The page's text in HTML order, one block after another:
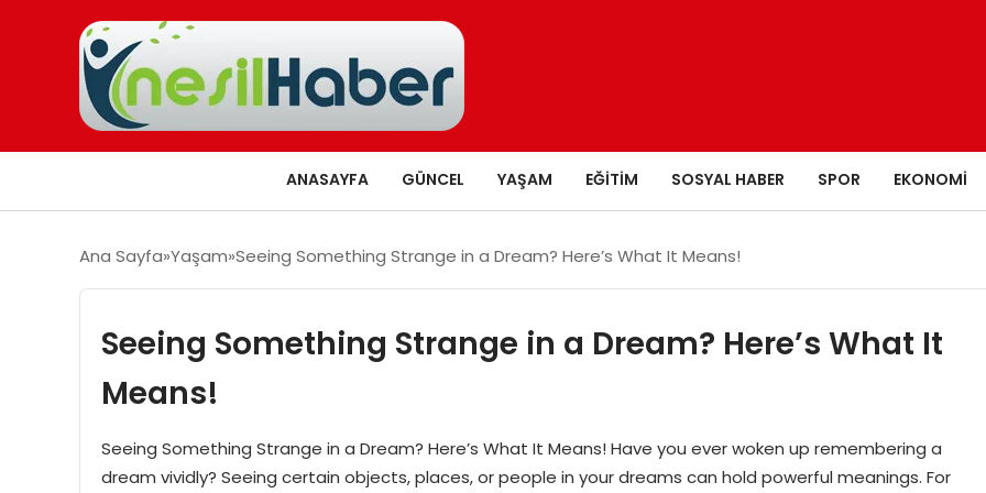
ANASAYFA GÜNCEL YAŞAM EĞITIM SOSYAL HABER SPOR EKONOMI
Ana Sayfa Yaşam Seeing Something Strange in a Dream? Here’s What It Means!
Seeing Something Strange in a Dream? Here’s What It
Means!
Seeing Something Strange in a Dream? Here’s What It Means! Have you ever woken up remembering a
dream vividly? Seeing certain objects, places, or people in your dreams can hold powerful meanings. For